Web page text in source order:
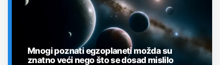
Mnogi poznati egzoplaneti možda su
znatno veći nego što se dosad mislilo